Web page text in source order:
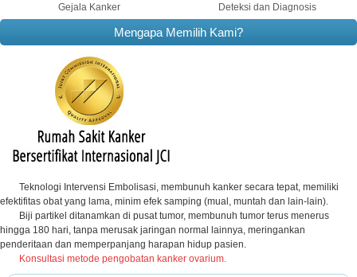
Gejala Kanker Deteksi dan Diagnosis
Mengapa Memilih Kami?
Teknologi Intervensi Embolisasi, membunuh kanker secara tepat, memiliki
efektifitas obat yang lama, minim efek samping (mual, muntah dan lain-lain).
Biji partikel ditanamkan di pusat tumor, membunuh tumor terus menerus
hingga 180 hari, tanpa merusak jaringan normal lainnya, meringankan
penderitaan dan memperpanjang harapan hidup pasien.
Konsultasi metode pengobatan kanker ovarium.